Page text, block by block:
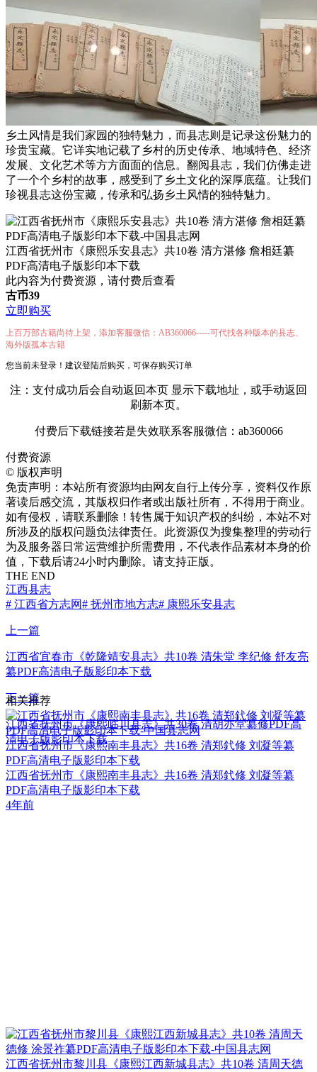
乡土风情是我们家园的独特魅力，而县志则是记录这份魅力的
珍贵宝藏。它详实地记载了乡村的历史传承、地域特色、经济
发展、文化艺术等方方面面的信息。翻阅县志，我们仿佛走进
了一个个乡村的故事，感受到了乡土文化的深厚底蕴。让我们
珍视县志这份宝藏，传承和弘扬乡土风情的独特魅力。
江西省抚州市《康熙乐安县志》共10卷 清方湛修 詹相廷纂
PDF高清电子版影印本下载
此内容为付费资源，请付费后查看
古币39
立即购买
上百万部古籍尚待上架，添加客服微信：AB360066-----可代找各种版本的县志、
海外版孤本古籍
您当前未登录！建议登陆后购买，可保存购买订单
注：支付成功后会自动返回本页 显示下载地址，或手动返回
刷新本页。
付费后下载链接若是失效联系客服微信：ab360066
付费资源
© 版权声明
免责声明：本站所有资源均由网友自行上传分享，资料仅作原
著读后感交流，其版权归作者或出版社所有，不得用于商业。
如有侵权，请联系删除！转售属于知识产权的纠纷，本站不对
所涉及的版权问题负法律责任。此资源仅为搜集整理的劳动行
为及服务器日常运营维护所需费用，不代表作品素材本身的价
值，下载后请24小时内删除。请支持正版。
THE END
江西县志
# 江西省方志网# 抚州市地方志# 康熙乐安县志
上一篇
江西省宜春市《乾隆靖安县志》共10卷 清朱堂 李纪修 舒友亮
纂PDF高清电子版影印本下载
下一篇
江西省抚州市《康熙临川县志》共30卷 清胡亦堂纂修PDF高
清电子版影印本下载
相关推荐
江西省抚州市《康熙南丰县志》共16卷 清郑釴修 刘凝等纂
PDF高清电子版影印本下载
江西省抚州市《康熙南丰县志》共16卷 清郑釴修 刘凝等纂
PDF高清电子版影印本下载
4年前
江西省抚州市黎川县《康熙江西新城县志》共10卷 清周天德